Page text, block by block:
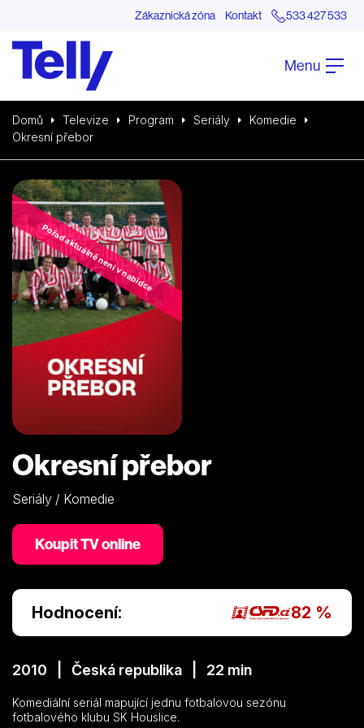
Zákaznická zóna Kontakt 533 427 533
Menu
Domů Televize Program Seriály
Komedie
Okresní přebor
Pořad aktuálně není v nabídce
Okresní přebor
Seriály / Komedie
Koupit TV online
Hodnocení: 82 %
2010 | Česká republika | 22 min
Komediální seriál mapující jednu fotbalovou sezónu
fotbalového klubu SK Houslice.